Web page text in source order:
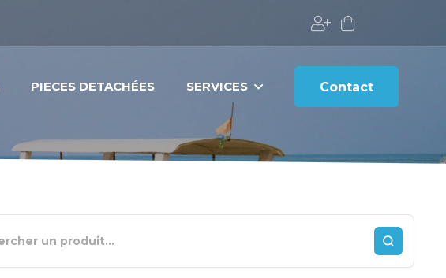
PIECES DETACHÉES SERVICES Contact